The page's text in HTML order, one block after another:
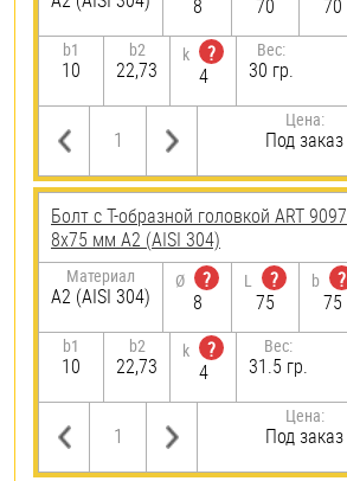
8
70
70
b1
10
b2
22,73
k
?
4
Вес:
30 гр.
Цена:
Под заказ
Болт с Т-образной головкой ART 9097
8х75 мм А2 (AISI 304)
Материал
А2 (AISI 304)
Ø
?
8
L
?
75
b
?
75
b1
10
b2
22,73
k
?
4
Вес:
31.5 гр.
Цена:
Под заказ